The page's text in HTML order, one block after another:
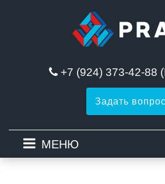
+7 (924) 373-42-88
Задать вопрос
МЕНЮ